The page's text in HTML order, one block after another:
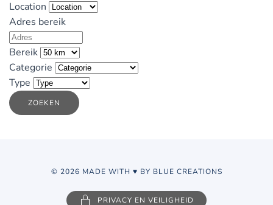
Location
Adres bereik
Bereik
Categorie
Type
ZOEKEN
© 2026 MADE WITH ♥ BY BLUE CREATIONS
PRIVACY EN VEILIGHEID